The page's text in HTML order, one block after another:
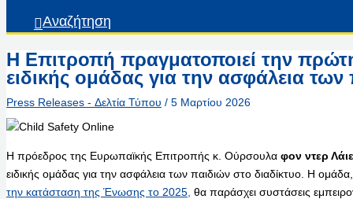
Αναζήτηση
Η Επιτροπή πραγματοποιεί την
ειδικής ομάδας για την ασφάλεια των
Press Releases - Δελτία Τύπου / 5 Μαρτίου 2026
Η πρόεδρος της Ευρωπαϊκής Επιτροπής κ. Ούρσουλα φον ντερ
ειδικής ομάδας για την ασφάλεια των παιδιών στο διαδίκτυο. Η
την κατάσταση της Ένωσης το 2025, θα παράσχει συστάσεις